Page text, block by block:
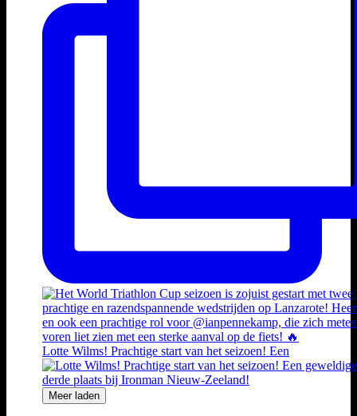
Lotte Wilms! Prachtige start van het seizoen! Een
Meer laden